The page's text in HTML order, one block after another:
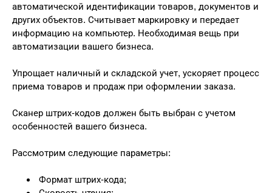
автоматической идентификации товаров, документов и
других объектов. Считывает маркировку и передает
информацию на компьютер. Необходимая вещь при
автоматизации вашего бизнеса.
Упрощает наличный и складской учет, ускоряет процесс
приема товаров и продаж при оформлении заказа.
Сканер штрих-кодов должен быть выбран с учетом
особенностей вашего бизнеса.
Рассмотрим следующие параметры:
Формат штрих-кода;